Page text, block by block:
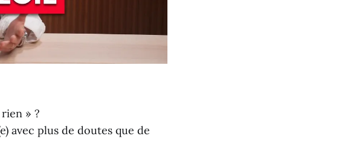
» ?
avec plus de doutes que de